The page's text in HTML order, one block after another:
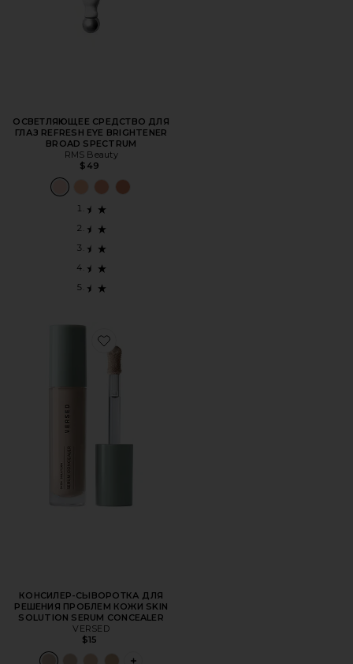
ОСВЕТЛЯЮЩЕЕ СРЕДСТВО ДЛЯ
ГЛАЗ REFRESH EYE BRIGHTENER
BROAD SPECTRUM
RMS Beauty
$49
Favorite КОНСИЛЕР-СЫВОРОТКА ДЛЯ РЕШЕНИЯ
КОНСИЛЕР-СЫВОРОТКА ДЛЯ
РЕШЕНИЯ ПРОБЛЕМ КОЖИ SKIN
SOLUTION SERUM CONCEALER
VERSED
$15